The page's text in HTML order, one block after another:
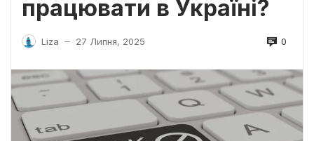
працювати в Україні?
Liza — 27 Липня, 2025 0